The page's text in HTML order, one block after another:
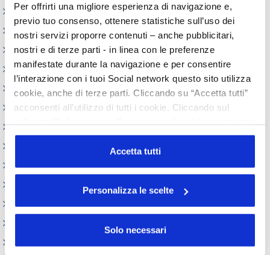
Per offrirti una migliore esperienza di navigazione e,
previo tuo consenso, ottenere statistiche sull’uso dei
nostri servizi proporre contenuti – anche pubblicitari,
nostri e di terze parti - in linea con le preferenze
manifestate durante la navigazione e per consentire
l’interazione con i tuoi Social network questo sito utilizza
cookie, anche di terze parti. Cliccando su “Accetta tutti”
acconsenti all’utilizzo di tutti i cookie. Cliccando sul
o profilazione viene utilizzato. Cliccando su
“Personalizza le scelte” è possibile esprimere la propria
volontà in relazione a ciascuna categoria di cookie del
Accetta tutti
Personalizza le scelte
Solo necessari
Certificati Libera Vendita
Appuntamenti
Circolari
Normativa cosmetici
Prodotti e Ingredienti Cosmetici
Produzione e confezionamento
Dispositivi Medici
Sicurezza Prodotti cosmetici
Codici doganali e accise
Altre normative